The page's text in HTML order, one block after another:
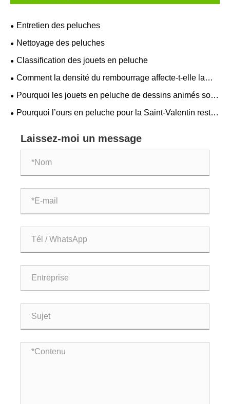
Entretien des peluches
Nettoyage des peluches
Classification des jouets en peluche
Comment la densité du rembourrage affecte-t-elle la
douceur et la rétention de forme des jouets en peluche ?
Pourquoi les jouets en peluche de dessins animés sont-
ils plus importants en hiver ?
Pourquoi l’ours en peluche pour la Saint-Valentin reste-
Laissez-moi un message